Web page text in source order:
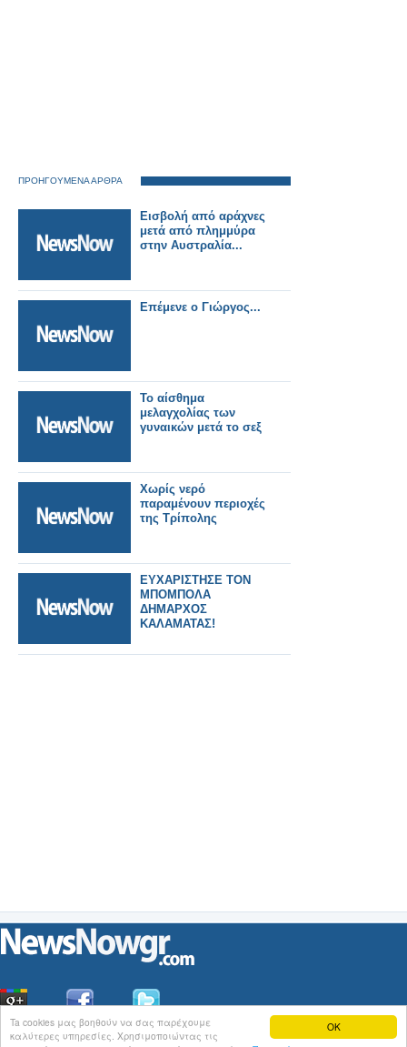
OK
Ta cookies μας βοηθούν να σας παρέχουμε
καλύτερες υπηρεσίες. Χρησιμοποιώντας τις
ΠΡΟΗΓΟΥΜΕΝΑ ΑΡΘΡΑ
Εισβολή από αράχνες
μετά από πλημμύρα
στην Αυστραλία...
Επέμενε ο Γιώργος...
Το αίσθημα
μελαγχολίας των
γυναικών μετά το σεξ
Χωρίς νερό
παραμένουν περιοχές
της Τρίπολης
ΕΥΧΑΡΙΣΤΗΣΕ ΤΟΝ
ΜΠΟΜΠΟΛΑ
ΔΗΜΑΡΧΟΣ
ΚΑΛΑΜΑΤΑΣ!